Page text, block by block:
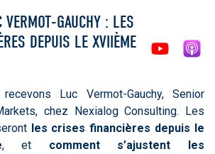
GAUCHY : LES
DEPUIS LE XVIIÈME
recevons Luc Vermot-Gauchy, Senior
chez Nexialog Consulting. Les
les crises financières depuis le
, et comment s’ajustent les